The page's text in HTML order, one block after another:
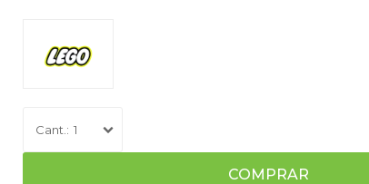
1
COMPRAR